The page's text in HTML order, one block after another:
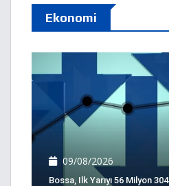
Ekonomi
09/08/2026
Bossa, Ilk Yarıyı 56 Milyon